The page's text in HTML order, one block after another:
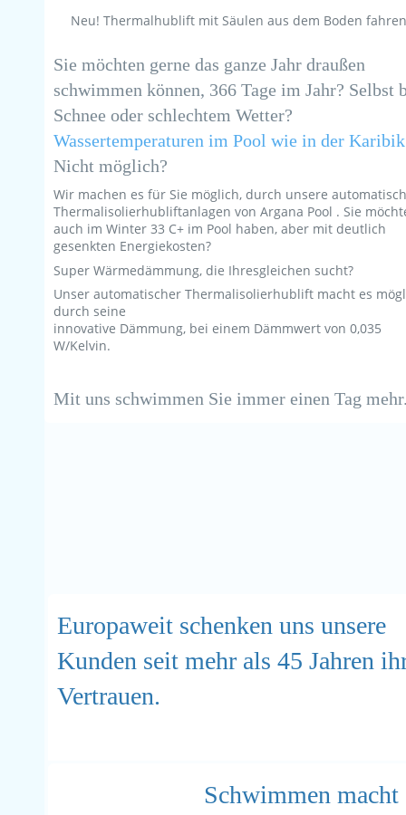
Neu! Thermalhublift mit Säulen aus dem Boden
Sie möchten gerne das ganze Jahr draußen
schwimmen können, 366 Tage im Jahr? Selbst
Schnee oder schlechtem Wetter?
Wassertemperaturen im Pool wie in der
Nicht möglich?
Wir machen es für Sie möglich, durch unsere
Thermalisolierhubliftanlagen von Argana Pool . Sie
auch im Winter 33 C+ im Pool haben, aber mit deutlich
gesenkten Energiekosten?
Super Wärmedämmung, die Ihresgleichen sucht?
Unser automatischer Thermalisolierhublift macht es
durch seine
innovative Dämmung, bei einem Dämmwert von 0,035
W/Kelvin.
Mit uns schwimmen Sie immer einen Tag
Europaweit schenken uns unsere
Kunden seit mehr als 45 Jahren
Vertrauen.
Schwimmen